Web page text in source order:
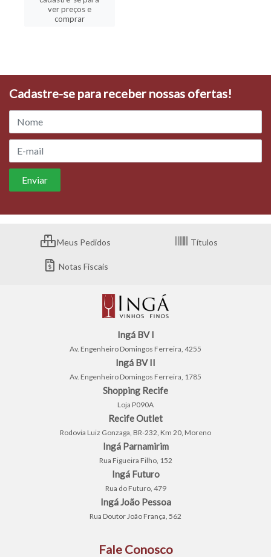
ver preços e
comprar
Cadastre-se para receber nossas ofertas!
Meus Pedidos Títulos
Notas Fiscais
Ingá BV I
Av. Engenheiro Domingos Ferreira, 4255
Ingá BV II
Av. Engenheiro Domingos Ferreira, 1785
Shopping Recife
Loja P090A
Recife Outlet
Rodovia Luiz Gonzaga, BR-232, Km 20, Moreno
Ingá Parnamirim
Rua Figueira Filho, 152
Ingá Futuro
Rua do Futuro, 479
Ingá João Pessoa
Rua Doutor João França, 562
Fale Conosco